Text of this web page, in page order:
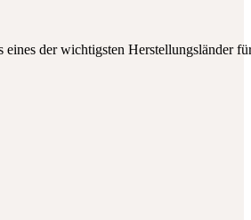
eines der wichtigsten Herstellungsländer